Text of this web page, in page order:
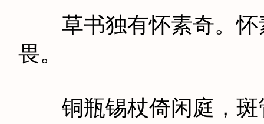
草书独有怀素奇。怀
畏。
铜瓶锡杖倚闲庭，斑